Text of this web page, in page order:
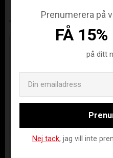
ANDRA
Prenumerera på
FÅ
på ditt
Nej tack, jag vill inte